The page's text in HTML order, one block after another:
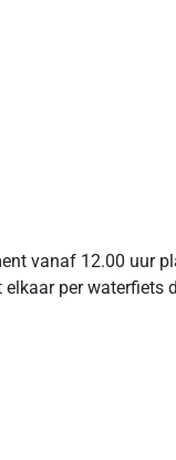
vanaf 12.00 uur
per